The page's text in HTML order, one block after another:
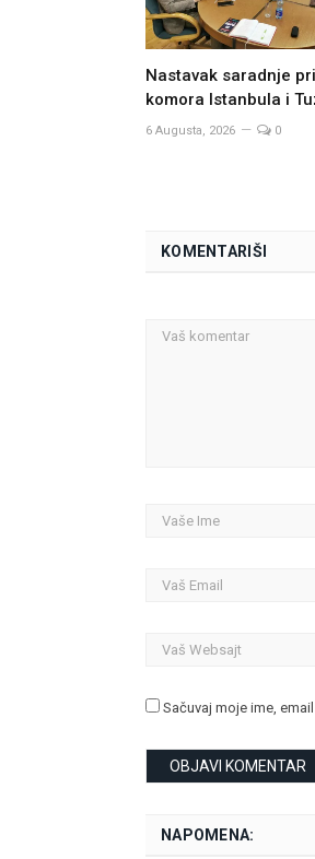
Nastavak saradnje
komora Istanbula i
6 Augusta, 2026 0
KOMENTARIŠI
Sačuvaj moje ime,
NAPOMENA: